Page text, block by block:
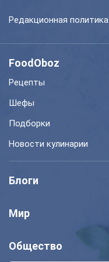
Редакционная политика
FoodOboz
Рецепты
Шефы
Подборки
Новости кулинарии
Блоги
Мир
Общество